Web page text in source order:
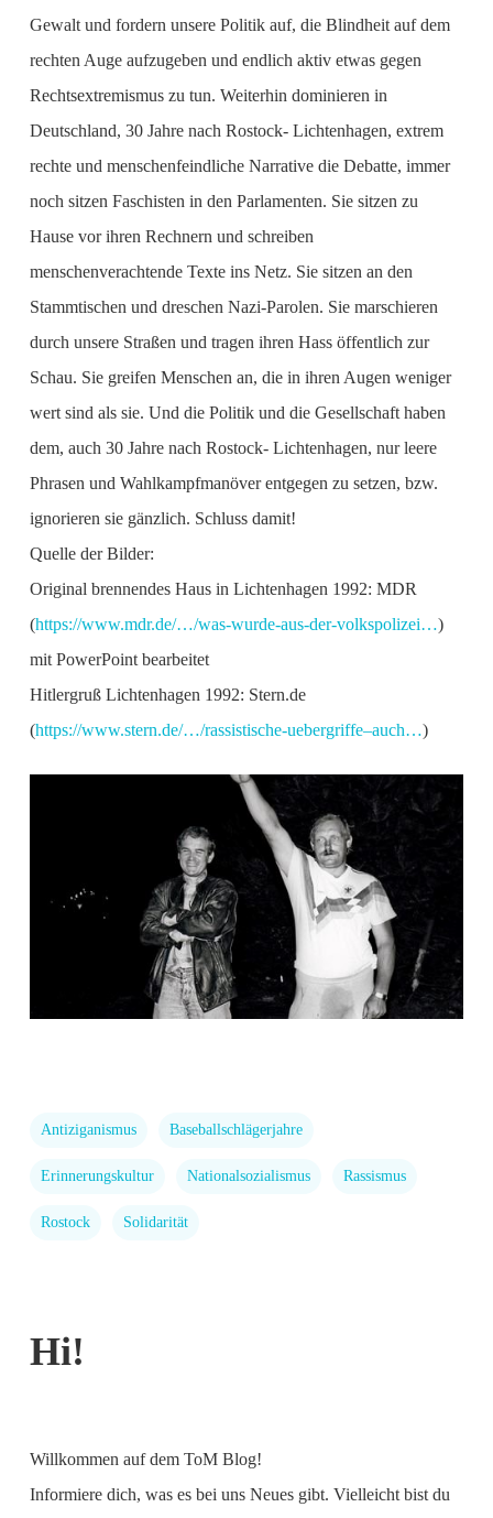
Gewalt und fordern unsere Politik auf, die Blindheit auf dem
rechten Auge aufzugeben und endlich aktiv etwas gegen
Rechtsextremismus zu tun. Weiterhin dominieren in
Deutschland, 30 Jahre nach Rostock- Lichtenhagen, extrem
rechte und menschenfeindliche Narrative die Debatte, immer
noch sitzen Faschisten in den Parlamenten. Sie sitzen zu
Hause vor ihren Rechnern und schreiben
menschenverachtende Texte ins Netz. Sie sitzen an den
Stammtischen und dreschen Nazi-Parolen. Sie marschieren
durch unsere Straßen und tragen ihren Hass öffentlich zur
Schau. Sie greifen Menschen an, die in ihren Augen weniger
wert sind als sie. Und die Politik und die Gesellschaft haben
dem, auch 30 Jahre nach Rostock- Lichtenhagen, nur leere
Phrasen und Wahlkampfmanöver entgegen zu setzen, bzw.
ignorieren sie gänzlich. Schluss damit!
Quelle der Bilder:
Original brennendes Haus in Lichtenhagen 1992: MDR
(https://www.mdr.de/…/was-wurde-aus-der-volkspolizei…)
mit PowerPoint bearbeitet
Hitlergruß Lichtenhagen 1992: Stern.de
(https://www.stern.de/…/rassistische-uebergriffe–auch…)
Antiziganismus Baseballschlägerjahre
Erinnerungskultur Nationalsozialismus Rassismus
Rostock Solidarität
Hi!
Willkommen auf dem ToM Blog!
Informiere dich, was es bei uns Neues gibt. Vielleicht bist du